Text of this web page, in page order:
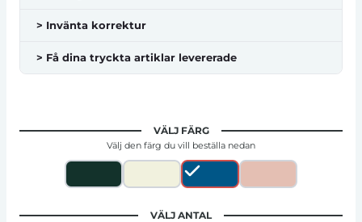
> Invänta korrektur
> Få dina tryckta artiklar levererade
VÄLJ FÄRG
Välj den färg du vill beställa nedan
VÄLJ ANTAL